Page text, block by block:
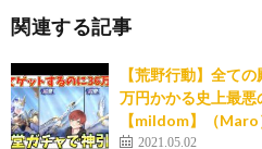
関連する記事
【荒野行動】全て
万円かかる史上最悪
【mildom】（Maro
2021.05.02